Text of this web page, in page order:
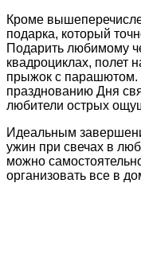
Кроме
подарка, который
Подарить любимому
квадроциклах, полет
прыжок с парашютом.
празднованию Дня
любители острых
Идеальным
ужин при свечах в
можно
организовать все в